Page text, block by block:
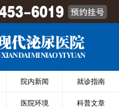
院内新闻 就诊指南
医院环境 科普文章